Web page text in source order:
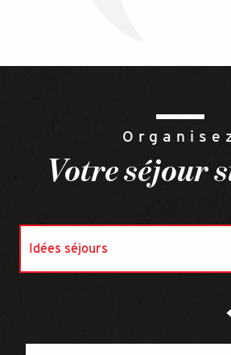
Votre séjour
Idées séjours
Se restaurer